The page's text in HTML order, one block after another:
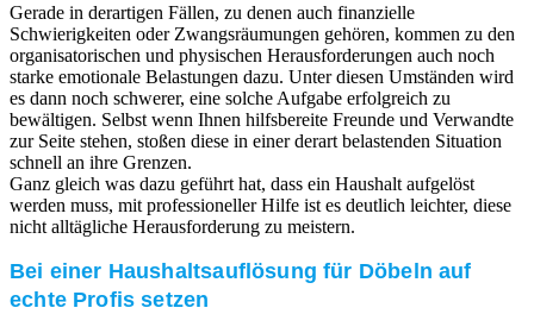
Gerade in derartigen Fällen, zu denen auch finanzielle
Schwierigkeiten oder Zwangsräumungen gehören, kommen zu den
organisatorischen und physischen Herausforderungen auch noch
starke emotionale Belastungen dazu. Unter diesen Umständen wird
es dann noch schwerer, eine solche Aufgabe erfolgreich zu
bewältigen. Selbst wenn Ihnen hilfsbereite Freunde und Verwandte
zur Seite stehen, stoßen diese in einer derart belastenden Situation
schnell an ihre Grenzen.
Ganz gleich was dazu geführt hat, dass ein Haushalt aufgelöst
werden muss, mit professioneller Hilfe ist es deutlich leichter, diese
nicht alltägliche Herausforderung zu meistern.
Bei einer Haushaltsauflösung für Döbeln auf
echte Profis setzen